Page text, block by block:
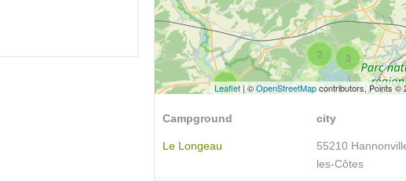
2
3
4
Leaflet | ©OpenStreetMapcontributors, Points ©
Campground city
Le Longeau
55210
les-Côtes